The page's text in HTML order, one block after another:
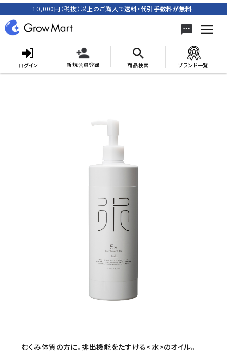
10,000円（税抜）以上のご購入で送料・代引手数料が無料
ログイン 新規会員登録 商品検索 ブランド一覧
新規会員登録
むくみ体質の方に。排出機能をたすける<水>のオイル。